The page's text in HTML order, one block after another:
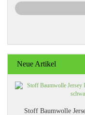
ANMELDUNG
Neue Artikel
Stoff Baumwolle